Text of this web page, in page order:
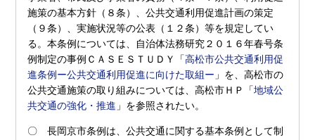
施策の基本方針（８条）、公共交通利用促進計画の策定
（９条）、実施状況等の公表（１２条）等を規定してい
る。本条例については、自治体法務研究２０１６年春号条
例制定の事例ＣＡＳＥＳＴＵＤＹ「高松市公共交通利用促
進条例ー公共交通利用促進に向けた取組ー 」を、高松市の
公共交通施策の取り組みについては、高松市ＨＰ「地域公
共交通の強化・推進 」を参照されたい。
〇 長岡京市条例は、公共交通に関する基本条例として制